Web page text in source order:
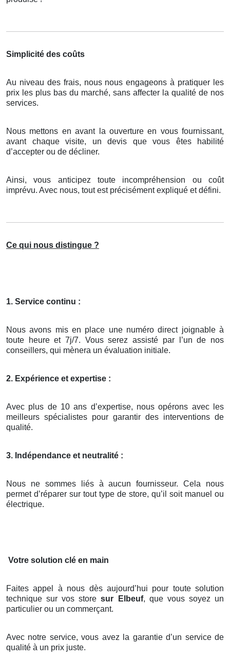
Simplicité des coûts
Au niveau des frais, nous nous engageons à pratiquer les
prix les plus bas du marché, sans affecter la qualité de nos
services.
Nous mettons en avant la ouverture en vous fournissant,
avant chaque visite, un devis que vous êtes habilité
d’accepter ou de décliner.
Ainsi, vous anticipez toute incompréhension ou coût
imprévu. Avec nous, tout est précisément expliqué et défini.
Ce qui nous distingue ?
1. Service continu :
Nous avons mis en place une numéro direct joignable à
toute heure et 7j/7. Vous serez assisté par l’un de nos
conseillers, qui mènera un évaluation initiale.
2. Expérience et expertise :
Avec plus de 10 ans d’expertise, nous opérons avec les
meilleurs spécialistes pour garantir des interventions de
qualité.
3. Indépendance et neutralité :
Nous ne sommes liés à aucun fournisseur. Cela nous
permet d’réparer sur tout type de store, qu’il soit manuel ou
électrique.
Votre solution clé en main
Faites appel à nous dès aujourd’hui pour toute solution
technique sur vos storesur Elbeuf, que vous soyez un
particulier ou un commerçant.
Avec notre service, vous avez la garantie d’un service de
qualité à un prix juste.